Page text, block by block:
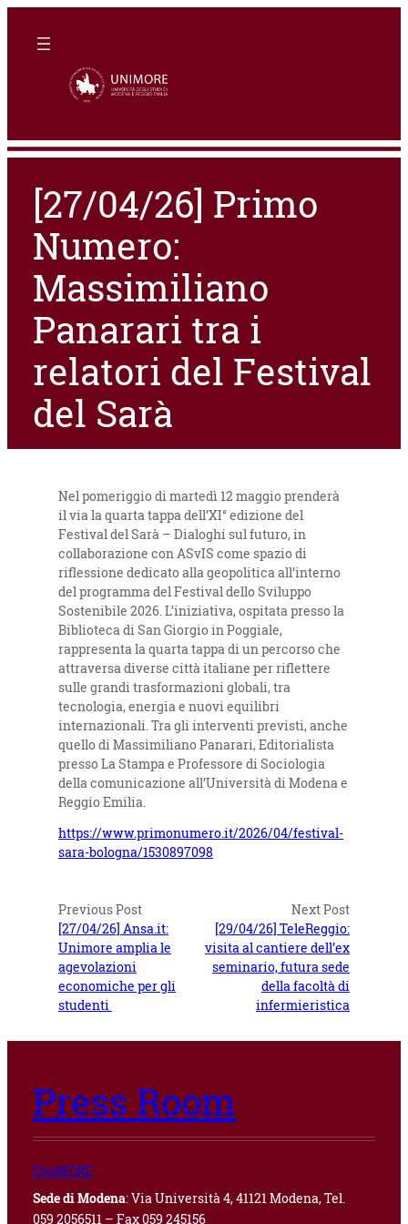
[27/04/26] Primo
Numero:
Massimiliano
Panarari tra i
relatori del Festival
del Sarà
Nel pomeriggio di martedì 12 maggio prenderà
il via la quarta tappa dell’XI° edizione del
Festival del Sarà – Dialoghi sul futuro, in
collaborazione con ASvIS come spazio di
riflessione dedicato alla geopolitica all’interno
del programma del Festival dello Sviluppo
Sostenibile 2026. L’iniziativa, ospitata presso la
Biblioteca di San Giorgio in Poggiale,
rappresenta la quarta tappa di un percorso che
attraversa diverse città italiane per riflettere
sulle grandi trasformazioni globali, tra
tecnologia, energia e nuovi equilibri
internazionali. Tra gli interventi previsti, anche
quello di Massimiliano Panarari, Editorialista
presso La Stampa e Professore di Sociologia
della comunicazione all’Università di Modena e
Reggio Emilia.
https://www.primonumero.it/2026/04/festival-
sara-bologna/1530897098
Previous Post
[27/04/26] Ansa.it:
Unimore amplia le
agevolazioni
economiche per gli
studenti
Next Post
[29/04/26] TeleReggio:
visita al cantiere dell’ex
seminario, futura sede
della facoltà di
infermieristica
Press Room
UniMORE
Sede di Modena: Via Università 4, 41121 Modena, Tel.
059 2056511 – Fax 059 245156